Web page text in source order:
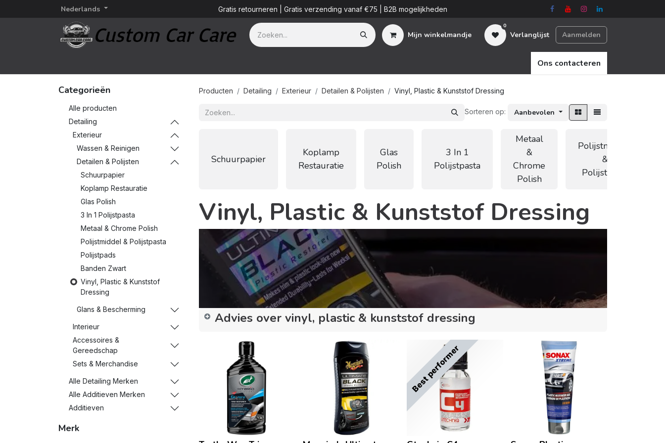
Nederlands Gratis retourneren | Gratis verzending vanaf €75 | B2B mogelijkheden
Mijn winkelmandje
0
Verlanglijst Aanmelden
Ons contacteren
Categorieën
Alle producten
Detailing
Exterieur
Wassen & Reinigen
Detailen & Polijsten
Schuurpapier
Koplamp Restauratie
Glas Polish
3 In 1 Polijstpasta
Metaal & Chrome Polish
Polijstmiddel & Polijstpasta
Polijstpads
Banden Zwart
Vinyl, Plastic & Kunststof
Dressing
Glans & Bescherming
Interieur
Accessoires &
Gereedschap
Sets & Merchandise
Alle Detailing Merken
Alle Additieven Merken
Additieven
Merk
Producten Detailing Exterieur Detailen & Polijsten Vinyl, Plastic & Kunststof Dressing
Sorteren op: Aanbevolen
Schuurpapier
Koplamp
Restauratie
Glas
Polish
3 In 1
Polijstpasta
Metaal
&
Chrome
Polish
Polijstmiddel
&
Polijstpasta
Vinyl, Plastic & Kunststof Dressing
Advies over vinyl, plastic & kunststof dressing
Best performer